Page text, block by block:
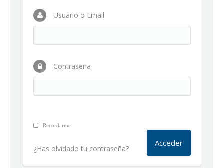
Usuario o Email
Contraseña
Recordarme
¿Has olvidado tu contraseña?